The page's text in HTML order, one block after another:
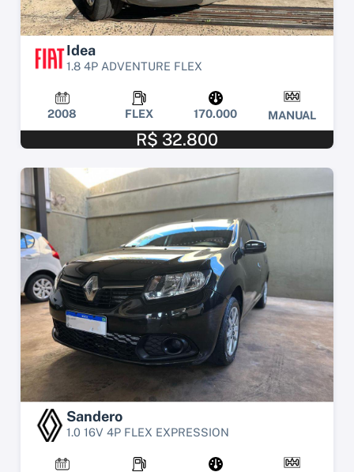
Idea
1.8 4P ADVENTURE FLEX
2008 FLEX 170.000 MANUAL
R$ 32.800
Sandero
1.0 16V 4P FLEX EXPRESSION